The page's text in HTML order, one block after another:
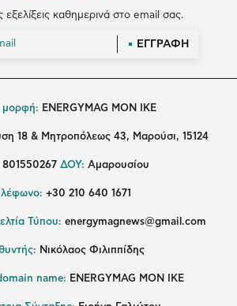
εξελίξεις καθημερινά στο email σας.
ΕΓΓΡΑΦΗ
μορφή: ENERGYMAG MON IKE
18 & Μητροπόλεως 43, Μαρούσι, 15124
801550267 ΔΟΥ: Αμαρουσίου
+30 210 640 1671
Τύπου: energymagnews@gmail.com
Νικόλαος Φιλιππίδης
name: ENERGYMAG ΜΟΝ ΙΚΕ